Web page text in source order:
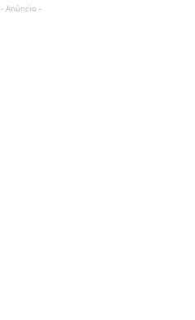
- Anúncio -